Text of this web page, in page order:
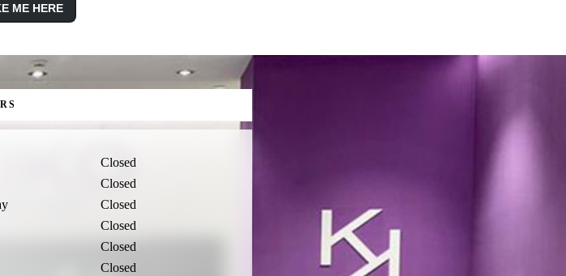
ME HERE
Closed
Closed
Closed
Closed
Closed
Closed